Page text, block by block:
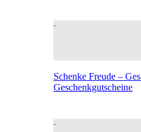
Schenke Freude –
Geschenkgutscheine